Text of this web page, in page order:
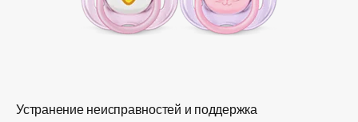
Устранение неисправностей и поддержка